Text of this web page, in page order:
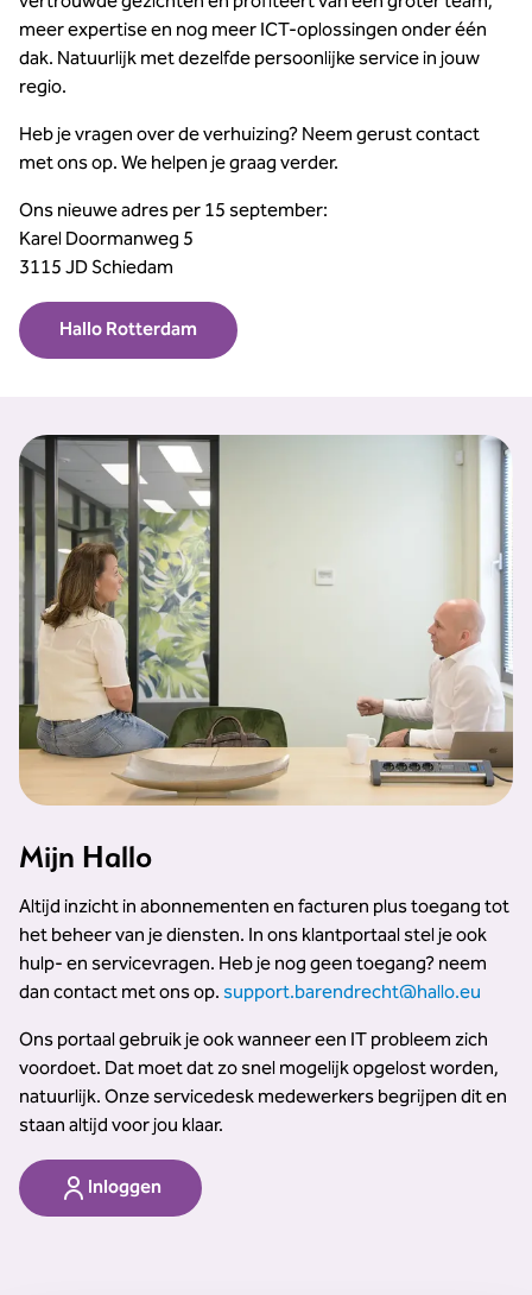
meer expertise en nog meer ICT-oplossingen onder één
dak. Natuurlijk met dezelfde persoonlijke service in jouw
regio.
Heb je vragen over de verhuizing? Neem gerust contact
met ons op. We helpen je graag verder.
Ons nieuwe adres per 15 september:
Karel Doormanweg 5
3115 JD Schiedam
Hallo Rotterdam
Mijn Hallo
Altijd inzicht in abonnementen en facturen plus toegang tot
het beheer van je diensten. In ons klantportaal stel je ook
hulp- en servicevragen. Heb je nog geen toegang? neem
dan contact met ons op. support.barendrecht@hallo.eu
Ons portaal gebruik je ook wanneer een IT probleem zich
voordoet. Dat moet dat zo snel mogelijk opgelost worden,
natuurlijk. Onze servicedesk medewerkers begrijpen dit en
staan altijd voor jou klaar.
Inloggen